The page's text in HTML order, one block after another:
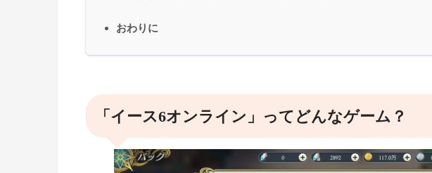
おわりに
「イース6オンライン」ってどんなゲーム？